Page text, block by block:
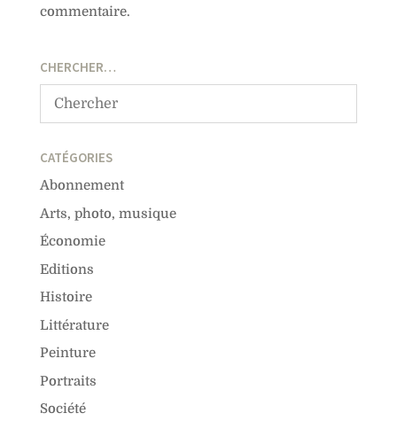
commentaire.
CHERCHER…
CATÉGORIES
Abonnement
Arts, photo, musique
Économie
Editions
Histoire
Littérature
Peinture
Portraits
Société